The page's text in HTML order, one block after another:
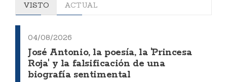
VISTO ACTUAL
04/08/2026
José Antonio, la poesía, la 'Princesa
Roja' y la falsificación de una
biografía sentimental